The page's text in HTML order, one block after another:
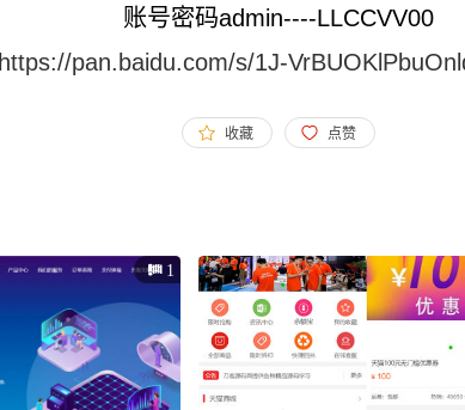
账号密码admin----LLCCVV00
https://pan.baidu.com/s/1J-
收藏 点赞
1